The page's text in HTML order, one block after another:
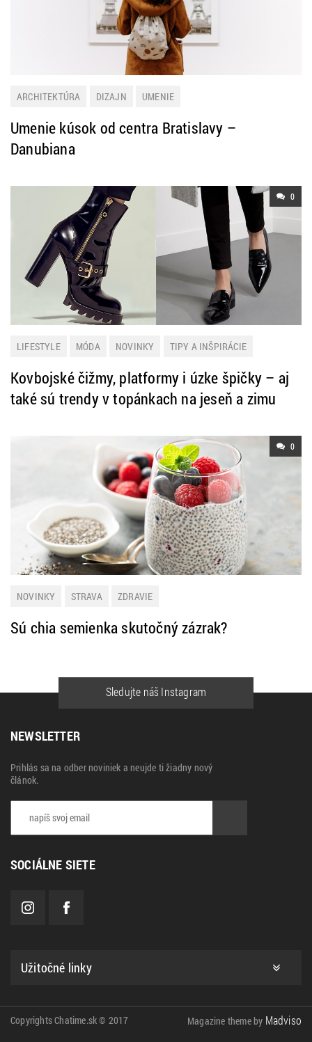
ARCHITEKTÚRA DIZAJN UMENIE
Umenie kúsok od centra Bratislavy –
Danubiana
0
LIFESTYLE MÓDA NOVINKY
TIPY A INŠPIRÁCIE
Kovbojské čižmy, platformy i úzke špičky – aj
také sú trendy v topánkach na jeseň a zimu
0
NOVINKY STRAVA ZDRAVIE
Sú chia semienka skutočný zázrak?
Sledujte náš Instagram
NEWSLETTER
Prihlás sa na odber noviniek a neujde ti žiadny nový
článok.
SOCIÁLNE SIETE
Užitočné linky
Copyrights Chatime.sk © 2017 Magazine theme by Madviso